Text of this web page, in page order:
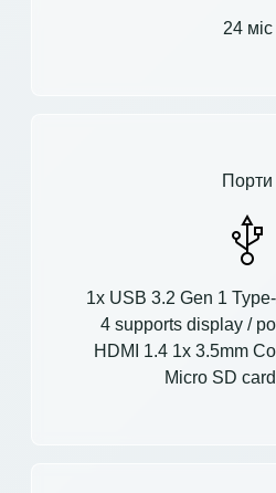
24 міс
Порти
1x USB 3.2 Gen 1
4 supports display /
HDMI 1.4 1x 3.5mm
Micro SD